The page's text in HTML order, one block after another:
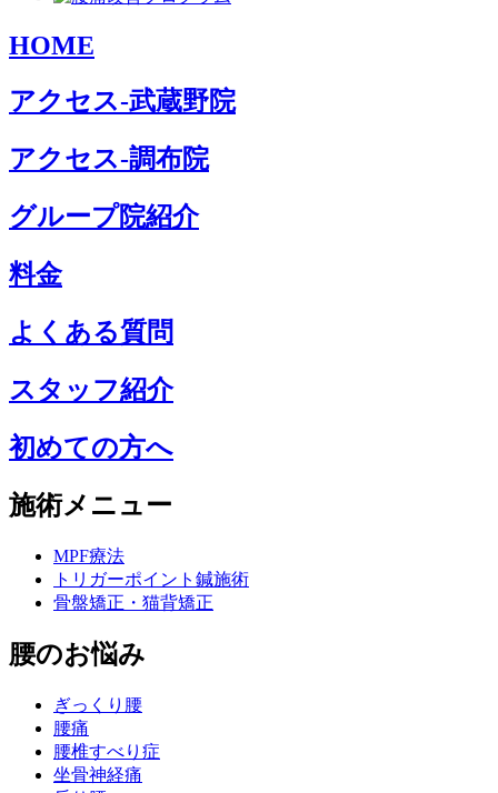
HOME
アクセス-武蔵野院
アクセス-調布院
グループ院紹介
料金
よくある質問
スタッフ紹介
初めての方へ
施術メニュー
MPF療法
トリガーポイント鍼施術
骨盤矯正・猫背矯正
腰のお悩み
ぎっくり腰
腰痛
腰椎すべり症
坐骨神経痛